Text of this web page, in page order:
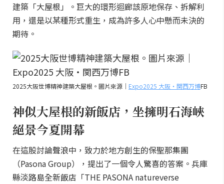
建築「大屋根」。巨大的環形迴廊該原地保存、拆解利
用，還是以某種形式重生，成為許多人心中懸而未決的
期待。
2025大阪世博精神建築大屋根。圖片來源｜ Expo2025 大阪・関西万博FB
神似大屋根的新飯店，坐擁明石海峽
絕景今夏開幕
在這股討論聲浪中，致力於地方創生的保聖那集團
（Pasona Group），提出了一個令人驚喜的答案。兵庫
縣淡路島全新飯店「THE PASONA natureverse